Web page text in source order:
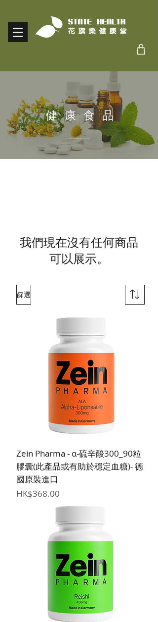
​健康食品
我們現在沒有任何商品
可以展示。
篩選
Zein Pharma - α-硫辛酸300_90粒
膠囊(此產品或有助於穩定血糖)- 德
國原裝進口
價格
HK$368.00